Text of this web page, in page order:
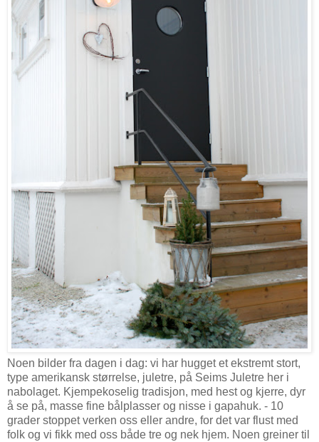
Noen bilder fra dagen i dag: vi har hugget et ekstremt stort,
type amerikansk størrelse, juletre, på Seims Juletre her i
nabolaget. Kjempekoselig tradisjon, med hest og kjerre, dyr
å se på, masse fine bålplasser og nisse i gapahuk. - 10
grader stoppet verken oss eller andre, for det var flust med
folk og vi fikk med oss både tre og nek hjem. Noen greiner til